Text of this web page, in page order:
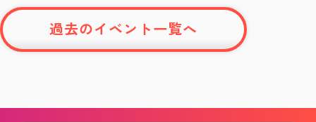
過去のイベント一覧へ